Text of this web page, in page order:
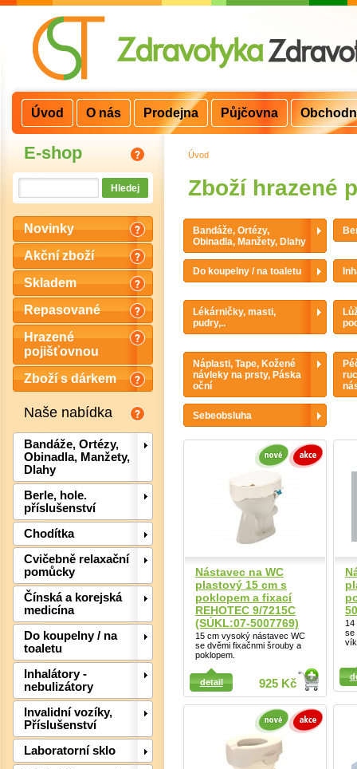
E-shop
Novinky
Akční zboží
Skladem
Repasované
Hrazené
pojišťovnou
Zboží s dárkem
Naše nabídka
Bandáže, Ortézy,
Obinadla, Manžety,
Dlahy
Berle, hole.
příslušenství
Chodítka
Cvičebně relaxační
pomůcky
Čínská a korejská
medicína
Do koupelny / na
toaletu
Inhalátory -
nebulizátory
Invalidní vozíky,
Příslušenství
Laboratorní sklo
Úvod
Zboží hrazené
Bandáže, Ortézy,
Obinadla, Manžety, Dlahy
Do koupelny / na toaletu
Lékárničky, masti,
pudry,..
Náplasti, Tape, Kožené
návleky na prsty, Páska
oční
Sebeobsluha
Nástavec na WC
plastový 15 cm s
poklopem a fixací
REHOTEC 9/7215C
(SÚKL:07-5007769)
15 cm vysoký nástavec WC
se dvěmi fixačnmi šrouby a
poklopem.
925 Kč
detail
se
Detail
Detail
Úvod O nás Prodejna Půjčovna